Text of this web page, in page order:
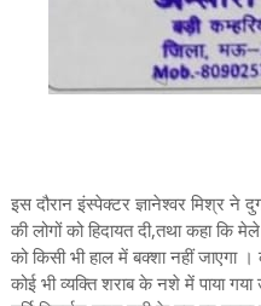
इस दौरान इंस्पेक्टर ज्ञानेश्वर मिश्र ने
की लोगों को हिदायत दी,तथा कहा कि
को किसी भी हाल में बक्शा नहीं जाएगा
कोई भी व्यक्ति शराब के नशे में पाया